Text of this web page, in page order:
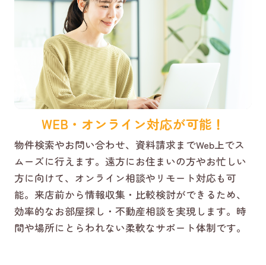
WEB・オンライン対応が可能！
物件検索やお問い合わせ、資料請求までWeb上でス
ムーズに行えます。遠方にお住まいの方やお忙しい
方に向けて、オンライン相談やリモート対応も可
能。来店前から情報収集・比較検討ができるため、
効率的なお部屋探し・不動産相談を実現します。時
間や場所にとらわれない柔軟なサポート体制です。